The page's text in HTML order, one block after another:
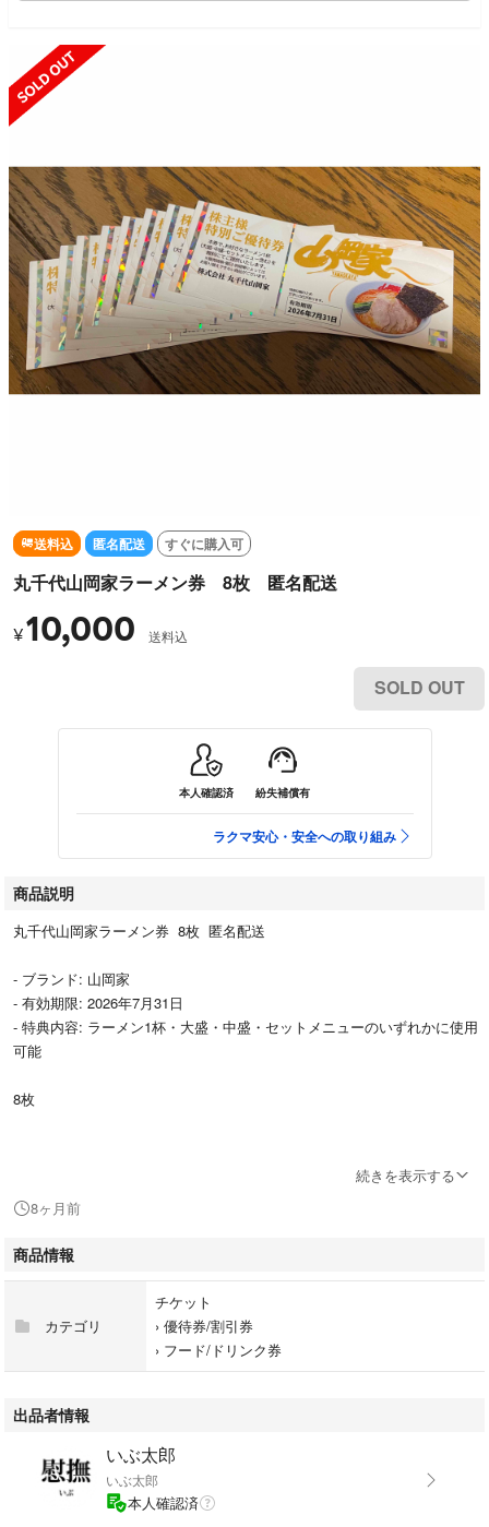
送料込 匿名配送 すぐに購入可
丸千代山岡家ラーメン券 8枚 匿名配送
¥10,000 送料込
SOLD OUT
本人確認済 紛失補償有
ラクマ安心・安全への取り組み
商品説明
丸千代山岡家ラーメン券 8枚 匿名配送
- ブランド: 山岡家
- 有効期限: 2026年7月31日
- 特典内容: ラーメン1杯・大盛・中盛・セットメニューのいずれかに使用
可能
8枚
#食事券
#ラーメン券
続きを表示する
8ヶ月前
商品情報
カテゴリ
チケット
› 優待券/割引券
› フード/ドリンク券
出品者情報
いぶ太郎
いぶ太郎
本人確認済